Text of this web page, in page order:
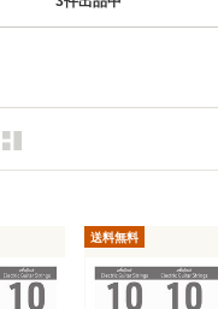
送料無料